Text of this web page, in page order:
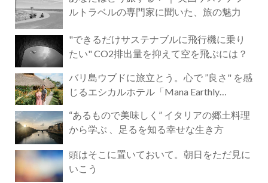
ルトラベルの専門家に聞いた、旅の魅力
"できるだけサステナブルに飛行機に乗り
たい" CO2排出量を抑えて空を飛ぶには？
バリ島ウブドに旅立とう。心で ”良さ" を感
じるエシカルホテル「Mana Earthly
“あるもので美味しく” イタリアの郷土料理
から学ぶ 、足るを知る幸せな生き方
頭はそこに置いておいて。朝日をただ見に
いこう